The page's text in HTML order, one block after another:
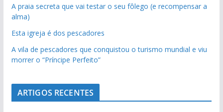
A praia secreta que vai testar o seu fôlego (e recompensar a
alma)
Esta igreja é dos pescadores
A vila de pescadores que conquistou o turismo mundial e viu
morrer o “Príncipe Perfeito”
ARTIGOS RECENTES